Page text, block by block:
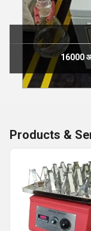
16000
Products &